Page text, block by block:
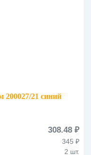
200027/21 синий
308.48 ₽
345 ₽
2 шт.